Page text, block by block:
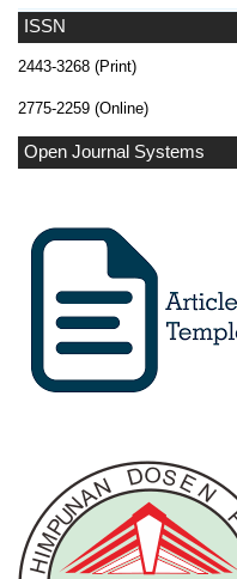
ISSN
2443-3268 (Print)
2775-2259 (Online)
Open Journal Systems